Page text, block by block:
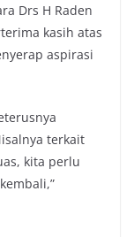
Drs H Raden
kasih atas
aspirasi
terkait
kita perlu